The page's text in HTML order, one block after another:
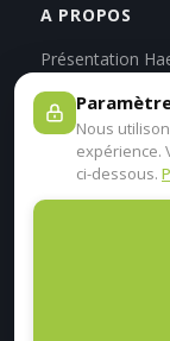
A PROPOS
Présentation
CONTACT
Haeggen
09, rue Saint-
67100
Nous
expérience.
ci-dessous.